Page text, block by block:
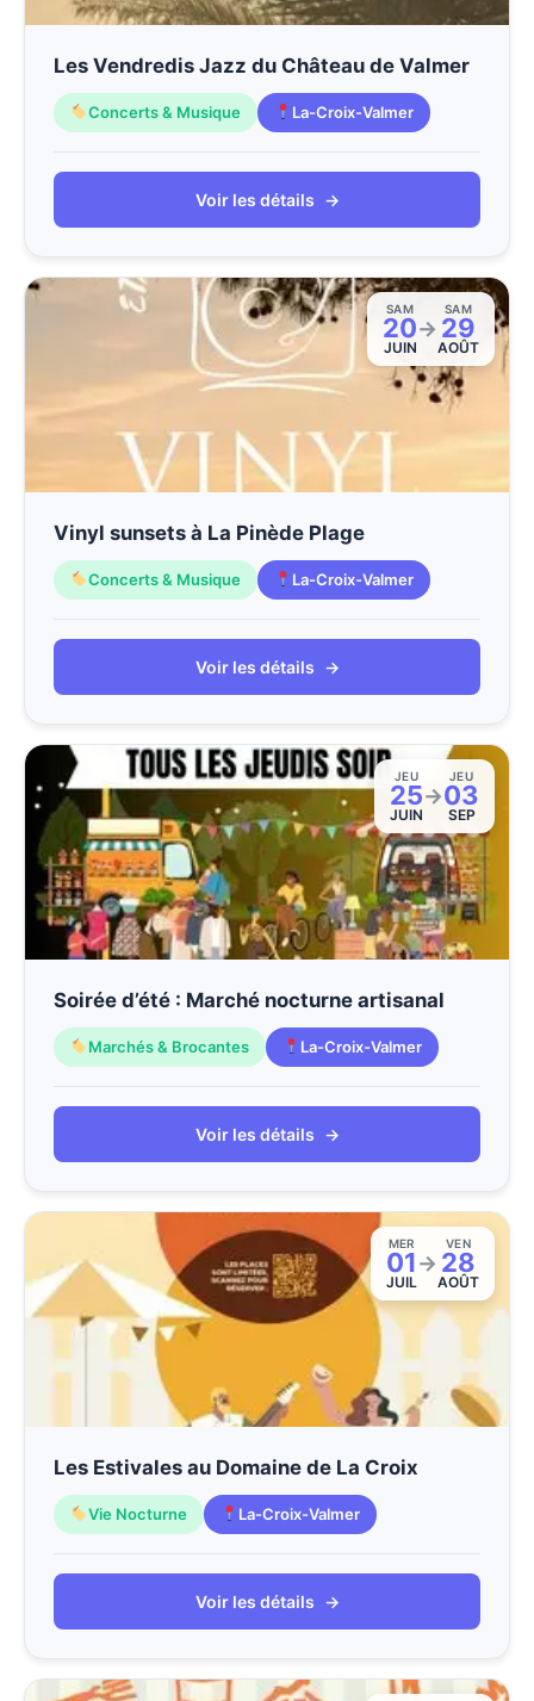
Les Vendredis Jazz du Château de Valmer
Concerts & Musique La-Croix-Valmer
Voir les détails →
SAM
20
JUIN
→
SAM
29
AOÛT
Vinyl sunsets à La Pinède Plage
Concerts & Musique La-Croix-Valmer
Voir les détails →
JEU
25
JUIN
→
JEU
03
SEP
Soirée d’été : Marché nocturne artisanal
Marchés & Brocantes La-Croix-Valmer
Voir les détails →
MER
01
JUIL
→
VEN
28
AOÛT
Les Estivales au Domaine de La Croix
Vie Nocturne La-Croix-Valmer
Voir les détails →